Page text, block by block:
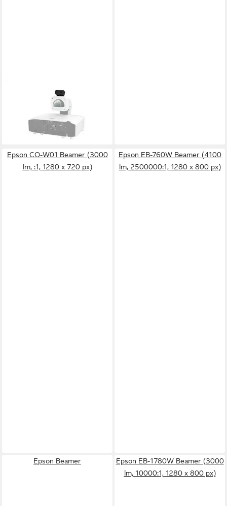
Camera Unit ELPEC01 LED-
ab 514,00 €
lieferbar - in 4-5 Werktagen bei dir
Epson CO-W01 Beamer (3000
lm, :1, 1280 x 720 px)
Epson EB-760W Beamer (4100
lm, 2500000:1, 1280 x 800 px)
Epson Beamer
Epson EB-1780W Beamer (3000
lm, 10000:1, 1280 x 800 px)